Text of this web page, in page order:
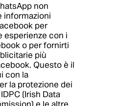
non
informazioni
per
esperienze con i
o per fornirti
più
Questo è il
con la
la protezione dei
(Irish Data